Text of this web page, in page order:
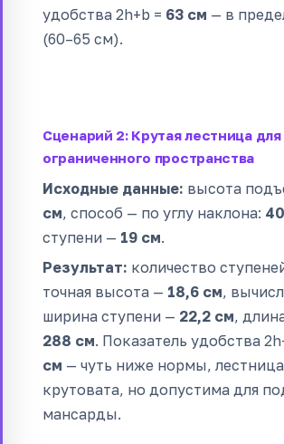
удобства 2h+b = 63 см — в
(60–65 см).
Сценарий 2: Крутая лестница для
ограниченного пространства
Исходные данные: высота
см, способ — по углу наклона:
ступени — 19 см.
Результат: количество
точная высота — 18,6 см,
ширина ступени — 22,2 см,
288 см. Показатель удобства
см — чуть ниже нормы, лестница
крутовата, но допустима для
мансарды.